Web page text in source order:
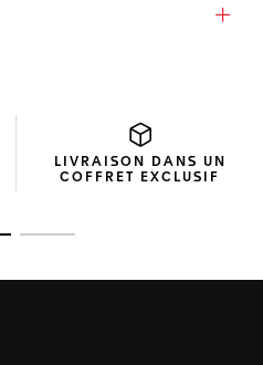
LIVRAISON DANS UN
COFFRET EXCLUSIF